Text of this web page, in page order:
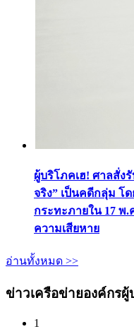
ผู้บริโภคเฮ! ศาลสั่ง
จริง” เป็นคดีกลุ่ม โ
กระทะภายใน 17 พ.
ความเสียหาย
อ่านทั้งหมด >>
ข่าวเครือข่ายองค์กรผู้
1